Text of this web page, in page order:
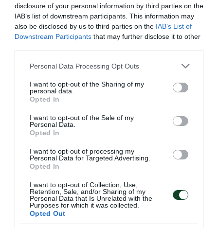
disclosure of your personal information by third parties on the
IAB’s list of downstream participants. This information may
also be disclosed by us to third parties on the IAB’s List of
Downstream Participants that may further disclose it to other
Please note that this website/app uses one or more Google
not limited to your visit or usage behaviour. You may click to
grant or deny consent to Google and its third-party tags to
use your data for below specified purposes in below Google
consent section.
Personal Data Processing Opt Outs
I want to opt-out of the Sharing of my
personal data.
Opted In
I want to opt-out of the Sale of my
Personal Data.
Opted In
I want to opt-out of processing my
Personal Data for Targeted Advertising.
Opted In
I want to opt-out of Collection, Use,
Retention, Sale, and/or Sharing of my
Personal Data that Is Unrelated with the
Purposes for which it was collected.
Opted Out
Ο Παναθηναϊκός νίκησε τον ΟΦΗ την έκτη αγωνιστική της
Α Εθνικής στο σκάκι.
09.07.2026 ΣΚΑΚΙ
Ισοπαλία με την Καβάλα
Το τμήμα σκάκι του Παναθηναϊκού παραμένει χωρίς ήττα
στο πρωτάθλημα της Α' Εθνικής.